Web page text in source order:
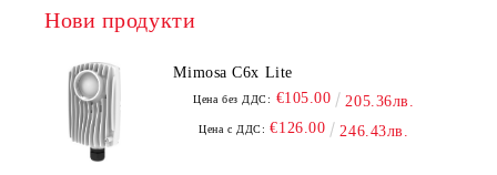
Нови продукти
Mimosa C6x Lite
Цена без ДДС: €105.00 205.36лв.
Цена с ДДС: €126.00 246.43лв.